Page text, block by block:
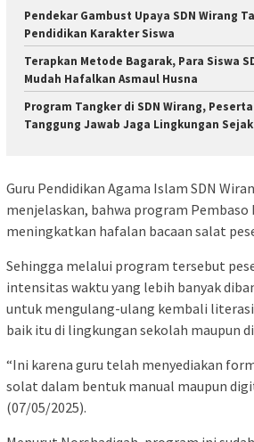
Pendekar Gambust Upaya SDN Wirang
Pendidikan Karakter Siswa
Terapkan Metode Bagarak, Para Siswa
Mudah Hafalkan Asmaul Husna
Program Tangker di SDN Wirang,
Tanggung Jawab Jaga Lingkungan
Guru Pendidikan Agama Islam SDN
menjelaskan, bahwa program
meningkatkan hafalan bacaan salat
Sehingga melalui program tersebut
intensitas waktu yang lebih banyak
untuk mengulang-ulang kembali
baik itu di lingkungan sekolah maupun
“Ini karena guru telah menyediakan
solat dalam bentuk manual maupun
(07/05/2025).